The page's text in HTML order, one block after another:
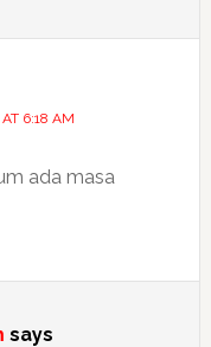
6:18 AM
ada masa
says